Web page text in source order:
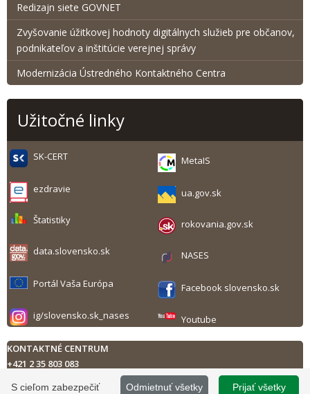
Redizajn siete GOVNET
Zvyšovanie úžitkovej hodnoty digitálnych služieb pre občanov,
podnikateľov a inštitúcie verejnej správy
Modernizácia Ústredného Kontaktného Centra
Užitočné linky
SK-CERT MetaIS
ezdravie ua.gov.sk
Štatistiky rokovania.gov.sk
data.slovensko.sk NASES
Portál Vaša Európa Facebook slovensko.sk
ig/slovensko.sk_nases Youtube
KONTAKTNÉ CENTRUM
+421 2 35 803 083
Prijať všetky
Odmietnuť všetky
S cieľom zabezpečiť